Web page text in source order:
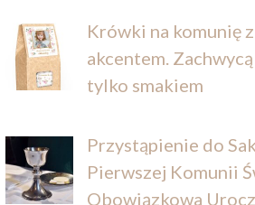
Krówki na komunię
akcentem.
tylko smakiem
Przystąpienie do
Pierwszej Komunii
Obowiązkowa